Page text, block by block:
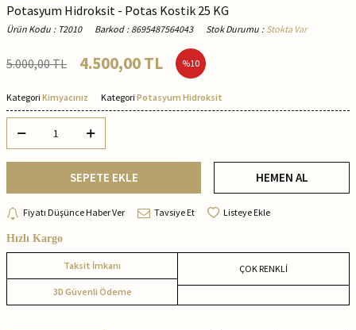
Potasyum Hidroksit - Potas Kostik 25 KG
Ürün Kodu : T2010 Barkod : 8695487564043 Stok Durumu : Stokta Var
5.000,00TL 4.500,00TL %10
Kategori Kimyacınız Kategori Potasyum Hidroksit
SEPETE EKLE HEMEN AL
Fiyatı Düşünce Haber Ver Tavsiye Et Listeye Ekle
Hızlı Kargo
Taksit İmkanı
3D Güvenli Ödeme
ÇOK RENKLİ